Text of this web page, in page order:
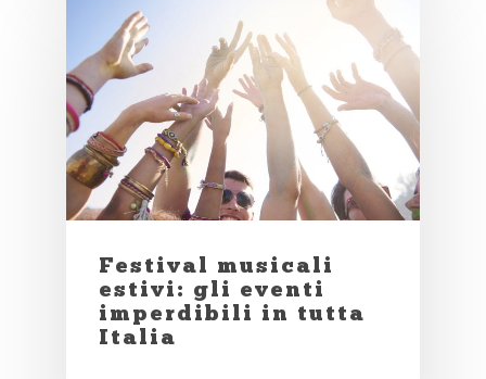
Festival musicali
estivi: gli eventi
imperdibili in tutta
Italia